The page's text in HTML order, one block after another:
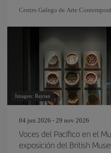
Centro Galego de Arte
Imagen: Raytan
04 jun 2026 - 29 nov 2026
Voces del Pacífico en el
exposición del British